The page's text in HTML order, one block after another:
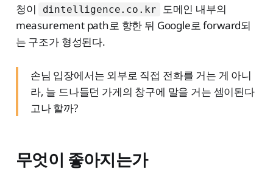
청이
dintelligence.co.kr
도메인 내부의
measurement path로 향한 뒤 Google로 forward되
는 구조가 형성된다.
손님 입장에서는 외부로 직접 전화를 거는 게 아니
라, 늘 드나들던 가게의 창구에 말을 거는 셈이된다
고나 할까?
무엇이 좋아지는가